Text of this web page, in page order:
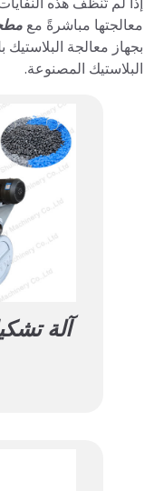
معالجتها مباشرةً مع
بجهاز معالجة
البلاستيك المصنوعة.
آلة